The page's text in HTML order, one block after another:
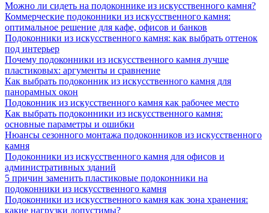
Можно ли сидеть на подоконнике из искусственного камня?
Коммерческие подоконники из искусственного камня:
оптимальное решение для кафе, офисов и банков
Подоконники из искусственного камня: как выбрать оттенок
под интерьер
Почему подоконники из искусственного камня лучше
пластиковых: аргументы и сравнение
Как выбрать подоконник из искусственного камня для
панорамных окон
Подоконник из искусственного камня как рабочее место
Как выбрать подоконники из искусственного камня:
основные параметры и ошибки
Нюансы сезонного монтажа подоконников из искусственного
камня
Подоконники из искусственного камня для офисов и
административных зданий
5 причин заменить пластиковые подоконники на
подоконники из искусственного камня
Подоконники из искусственного камня как зона хранения:
какие нагрузки допустимы?